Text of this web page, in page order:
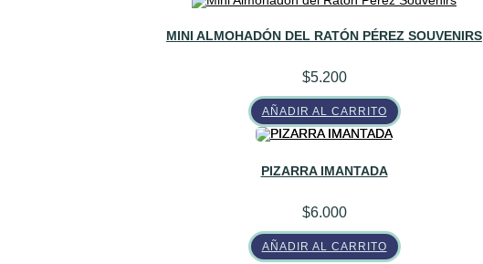
MINI ALMOHADÓN DEL RATÓN PÉREZ SOUVENIRS
$5.200
AÑADIR AL CARRITO
PIZARRA IMANTADA
$6.000
AÑADIR AL CARRITO